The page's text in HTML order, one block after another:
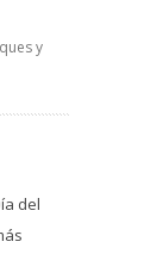
y
del